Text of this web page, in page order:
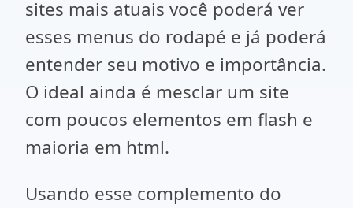
sites mais atuais você poderá ver
esses menus do rodapé e já poderá
entender seu motivo e importância.
O ideal ainda é mesclar um site
com poucos elementos em flash e
maioria em html.
Usando esse complemento do